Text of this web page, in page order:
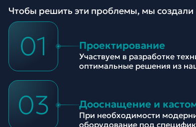
Чтобы решить эти проблемы, мы создали
01 Проектирование
Участвуем в разработке
оптимальные решения из
03 Дооснащение и
При необходимости
оборудование под